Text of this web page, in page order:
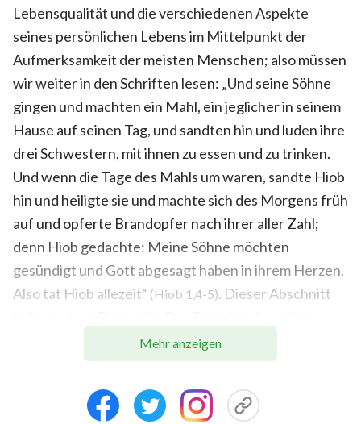
Lebensqualität und die verschiedenen Aspekte
seines persönlichen Lebens im Mittelpunkt der
Aufmerksamkeit der meisten Menschen; also müssen
wir weiter in den Schriften lesen: „Und seine Söhne
gingen und machten ein Mahl, ein jeglicher in seinem
Hause auf seinen Tag, und sandten hin und luden ihre
drei Schwestern, mit ihnen zu essen und zu trinken.
Und wenn die Tage des Mahls um waren, sandte Hiob
hin und heiligte sie und machte sich des Morgens früh
auf und opferte Brandopfer nach ihrer aller Zahl;
denn Hiob gedachte: Meine Söhne möchten
gesündigt und Gott abgesagt haben in ihrem Herzen.
Also tat Hiob allezeit“ (Hiob 1,4-5). Dieser Abschnitt
Söhne und Töchter regelmäßig feierten und dabei
viel aßen und tranken; das Zweite ist, dass Hiob oft
Brandopfer darbrachte, weil er oft um seine Söhne
und Töchter besorgt war und befürchtete, dass sie
Mehr anzeigen